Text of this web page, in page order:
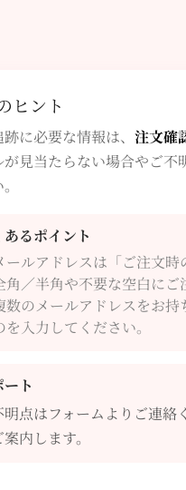
ヒント
に必要な情報は、 注文確
が見当たらない場合やご不
あるポイント
ールアドレスは「ご注文時
角／半角や不要な空白にご
数のメールアドレスをお
を入力してください。
ト
明点はフォームよりご連
案内します。